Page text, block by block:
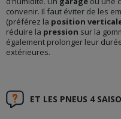
convenir. Il faut éviter de les
(préférez la position
réduire la pression sur la
également prolonger leur
extérieures.
ET LES PNEUS 4